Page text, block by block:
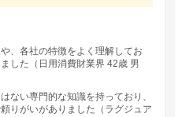
、各社の特徴をよく理解してお
した（日用消費財業界 42歳 男
ない専門的な知識を持っており、
りがいがありました（ラグジュア